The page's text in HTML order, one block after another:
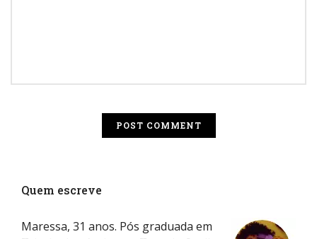
Quem escreve
Maressa, 31 anos. Pós graduada em